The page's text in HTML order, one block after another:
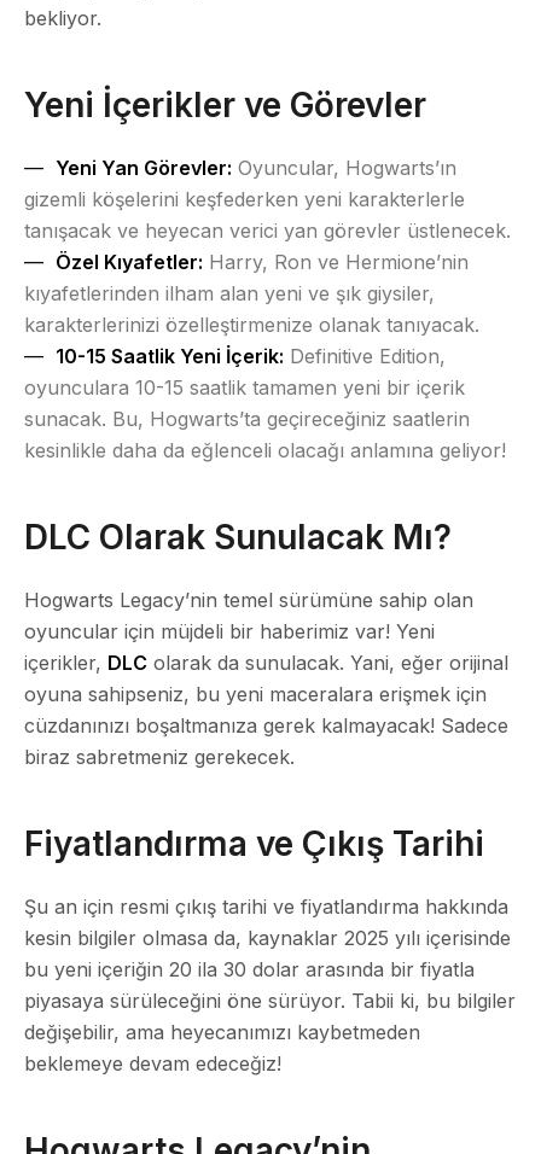
bekliyor.
Yeni İçerikler ve Görevler
Yeni Yan Görevler: Oyuncular, Hogwarts’ın
gizemli köşelerini keşfederken yeni karakterlerle
tanışacak ve heyecan verici yan görevler üstlenecek.
Özel Kıyafetler: Harry, Ron ve Hermione’nin
kıyafetlerinden ilham alan yeni ve şık giysiler,
karakterlerinizi özelleştirmenize olanak tanıyacak.
10-15 Saatlik Yeni İçerik: Definitive Edition,
oyunculara 10-15 saatlik tamamen yeni bir içerik
sunacak. Bu, Hogwarts’ta geçireceğiniz saatlerin
kesinlikle daha da eğlenceli olacağı anlamına geliyor!
DLC Olarak Sunulacak Mı?
Hogwarts Legacy’nin temel sürümüne sahip olan
oyuncular için müjdeli bir haberimiz var! Yeni
içerikler, DLC olarak da sunulacak. Yani, eğer orijinal
oyuna sahipseniz, bu yeni maceralara erişmek için
cüzdanınızı boşaltmanıza gerek kalmayacak! Sadece
biraz sabretmeniz gerekecek.
Fiyatlandırma ve Çıkış Tarihi
Şu an için resmi çıkış tarihi ve fiyatlandırma hakkında
kesin bilgiler olmasa da, kaynaklar 2025 yılı içerisinde
bu yeni içeriğin 20 ila 30 dolar arasında bir fiyatla
piyasaya sürüleceğini öne sürüyor. Tabii ki, bu bilgiler
değişebilir, ama heyecanımızı kaybetmeden
beklemeye devam edeceğiz!